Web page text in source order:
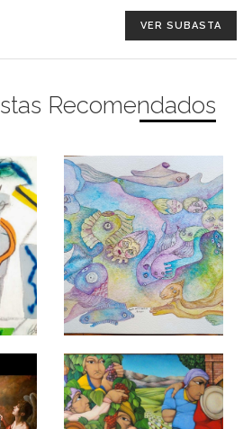
VER SUBASTA
Recomendados